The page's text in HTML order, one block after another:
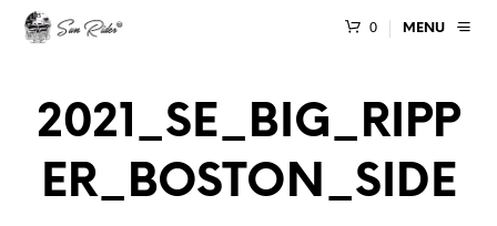
0 MENU
2021_SE_BIG_RIPP
ER_BOSTON_SIDE